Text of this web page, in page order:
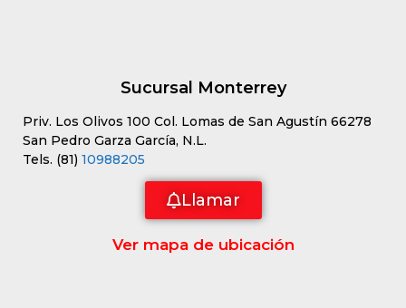
Sucursal Monterrey
Priv. Los Olivos 100 Col. Lomas de San Agustín 66278
San Pedro Garza García, N.L.
Tels. (81) 10988205
Llamar
Ver mapa de ubicación